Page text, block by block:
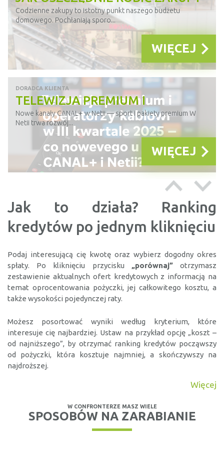
LISTA WSKAZÓWEK
Codzienne zakupy to istotny punkt naszego budżetu
domowego. Pochłaniają sporo...
WIĘCEJ
DORADCA KLIENTA
TELEWIZJA PREMIUM I
OPERATORZY KABLOWI W III
KWARTALE 2025 — CO NOWEGO
U CANAL+ I NETII?
Nowe kanały CANAL+ w Netii — sport i pakiety premium W
Netii trwa rozwój...
WIĘCEJ
STREAMING I TELEWIZJA W III
KWARTALE 2025 — JAK ZMIENIA
SIĘ RYNEK VOD?
Dane z raportu...
WIĘCEJ
FINANSE A MOTORYZACJA
LEASING FIRMOWY ROŚNIE -
SYTUACJA NA POCZĄTKU III
KWARTAŁU 2025
Początek września przynosi dobre wieści dla rynku leasingu
firmowego. Po bardzo...
WIĘCEJ
CENY ENERGII W III KWARTALE
2025 – JAK WYGLĄDAJĄ REALIA
Średnia cena na giełdowym rynku TGE dla III kwartału 2025
Jak to działa? Ranking
kredytów po jednym kliknięciu
Podaj interesującą cię kwotę oraz wybierz dogodny okres
spłaty. Po kliknięciu przycisku „porównaj”otrzymasz
zestawienie aktualnych ofert kredytowych z informacją na
temat oprocentowania pożyczki, jej całkowitego kosztu, a
także wysokości pojedynczej raty.
Możesz posortować wyniki według kryterium, które
interesuje cię najbardziej. Ustaw na przykład opcję „koszt –
od najniższego”, by otrzymać ranking kredytów począwszy
od pożyczki, która kosztuje najmniej, a skończywszy na
najdroższej.
Więcej
W CONFRONTERZE MASZ WIELE
SPOSOBÓW NA ZARABIANIE